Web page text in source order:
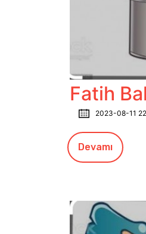
Fatih
2023-08-11
Devamı